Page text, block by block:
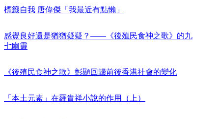
標籤自我 唐偉傑「我最近有點懶」
感覺良好還是猶猶疑疑？——《後殖民食神之歌》的九
七幽靈
《後殖民食神之歌》彰顯回歸前後香港社會的變化
「本土元素」在羅貴祥小說的作用（上）